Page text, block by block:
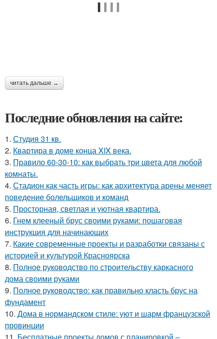
читать дальше →
Последние обновления на сайте:
1. Студия 31 кв.
2. Квартира в доме конца XIX века.
3. Правило 60-30-10: как выбрать три цвета для любой
комнаты.
4. Стадион как часть игры: как архитектура арены меняет
поведение болельщиков и команд
5. Просторная, светлая и уютная квартира.
6. Гнем клееный брус своими руками: пошаговая
инструкция для начинающих
7. Какие современные проекты и разработки связаны с
историей и культурой Красноярска
8. Полное руководство по строительству каркасного
дома своими руками
9. Полное руководство: как правильно класть брус на
фундамент
10. Дома в нормандском стиле: уют и шарм французской
провинции